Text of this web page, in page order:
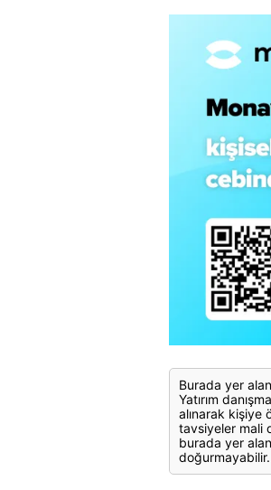
Burada yer
Yatırım
alınarak kişiye
tavsiyeler mali
burada yer
doğurmayabilir.